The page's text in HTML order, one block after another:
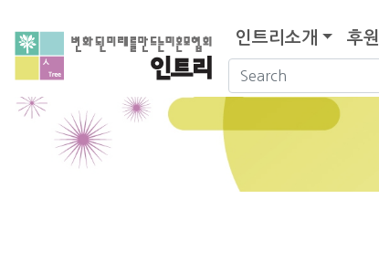
인트리소개 후